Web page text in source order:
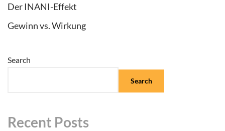
Der INANI-Effekt
Gewinn vs. Wirkung
Search
Search
Recent Posts